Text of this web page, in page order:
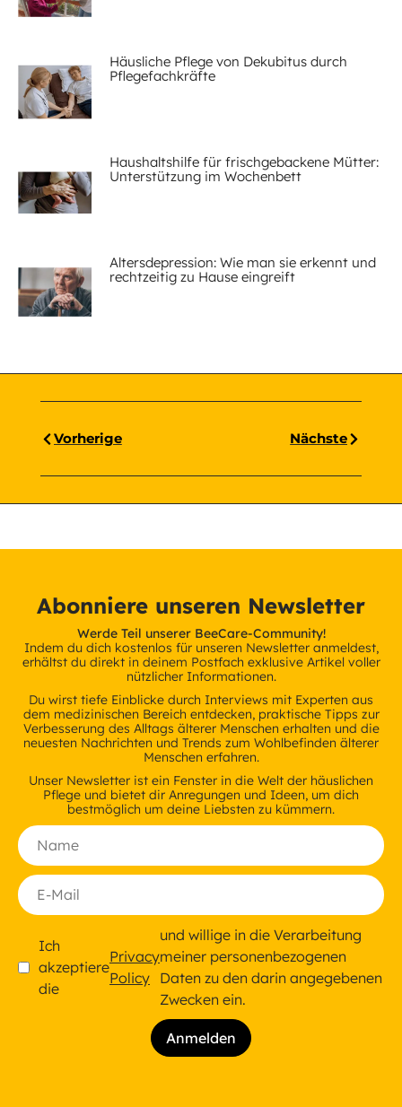
Häusliche Pflege von Dekubitus durch
Pflegefachkräfte
Haushaltshilfe für frischgebackene Mütter:
Unterstützung im Wochenbett
Altersdepression: Wie man sie erkennt und
rechtzeitig zu Hause eingreift
Vorherige Nächste
Abonniere unseren Newsletter
Werde Teil unserer BeeCare-Community!
Indem du dich kostenlos für unseren Newsletter anmeldest,
erhältst du direkt in deinem Postfach exklusive Artikel voller
nützlicher Informationen.
Du wirst tiefe Einblicke durch Interviews mit Experten aus
dem medizinischen Bereich entdecken, praktische Tipps zur
Verbesserung des Alltags älterer Menschen erhalten und die
neuesten Nachrichten und Trends zum Wohlbefinden älterer
Menschen erfahren.
Unser Newsletter ist ein Fenster in die Welt der häuslichen
Pflege und bietet dir Anregungen und Ideen, um dich
bestmöglich um deine Liebsten zu kümmern.
Ich
akzeptiere
die
Privacy
Policy
und willige in die Verarbeitung
meiner personenbezogenen
Daten zu den darin angegebenen
Zwecken ein.